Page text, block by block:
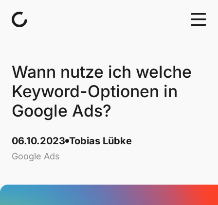
Wann nutze ich welche
Keyword-Optionen in
Google Ads?
06.10.2023 Tobias Lübke
Google Ads